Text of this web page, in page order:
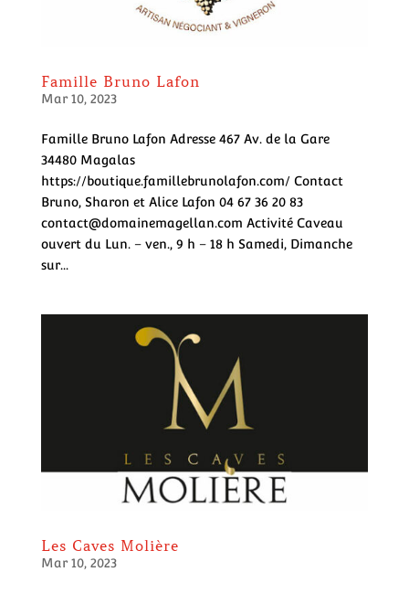
Famille Bruno Lafon
Mar 10, 2023
Famille Bruno Lafon Adresse 467 Av. de la Gare
34480 Magalas
https://boutique.famillebrunolafon.com/ Contact
Bruno, Sharon et Alice Lafon 04 67 36 20 83
contact@domainemagellan.com Activité Caveau
ouvert du Lun. – ven., 9 h – 18 h Samedi, Dimanche
sur...
Les Caves Molière
Mar 10, 2023